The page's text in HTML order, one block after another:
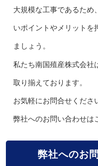
大規模な工事であるため
いポイントやメリットを
ましょう。
私たち南国殖産株式会社
取り揃えております。
お気軽にお問合せくださ
弊社へのお問い合わせは
弊社へのお